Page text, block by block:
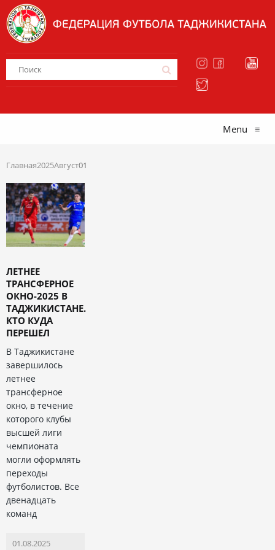
Menu ≡
Главная2025Август01
ЛЕТНЕЕ
ТРАНСФЕРНОЕ
ОКНО-2025 В
ТАДЖИКИСТАНЕ.
КТО КУДА
ПЕРЕШЕЛ
В Таджикистане
завершилось
летнее
трансферное
окно, в течение
которого клубы
высшей лиги
чемпионата
могли оформлять
переходы
футболистов. Все
двенадцать
команд
01.08.2025